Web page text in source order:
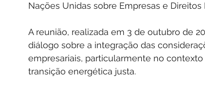
Nações Unidas sobre Empresas e Direitos
A reunião, realizada em 3 de outubro de
diálogo sobre a integração das
empresariais, particularmente no
transição energética justa.